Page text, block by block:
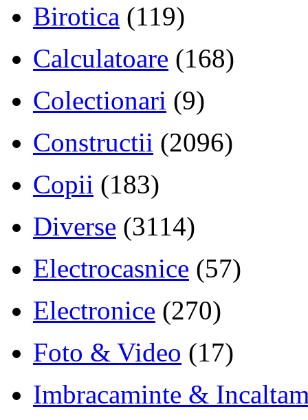
Birotica (119)
Calculatoare (168)
Colectionari (9)
Constructii (2096)
Copii (183)
Diverse (3114)
Electrocasnice (57)
Electronice (270)
Foto & Video (17)
Imbracaminte &